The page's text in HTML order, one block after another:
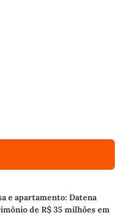
e apartamento: Datena
de R$ 35 milhões em